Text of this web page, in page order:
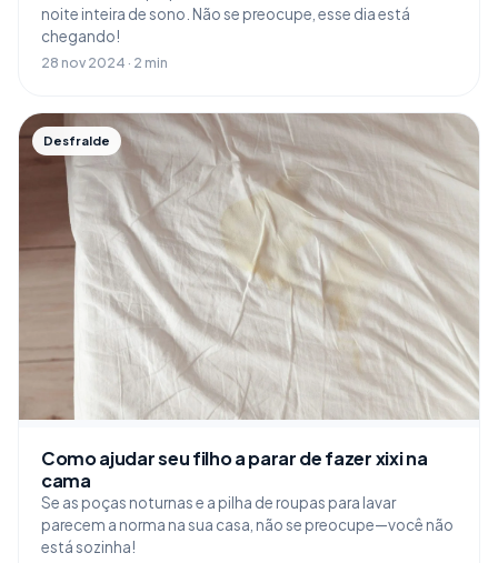
noite inteira de sono. Não se preocupe, esse dia está
chegando!
28 nov 2024 · 2 min
Desfralde
Como ajudar seu filho a parar de fazer xixi na
cama
Se as poças noturnas e a pilha de roupas para lavar
parecem a norma na sua casa, não se preocupe—você não
está sozinha!